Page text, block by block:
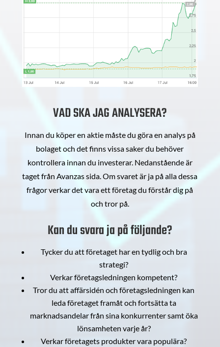
VAD SKA JAG ANALYSERA?
Innan du köper en aktie måste du göra en analys på
bolaget och det finns vissa saker du behöver
kontrollera innan du investerar. Nedanstående är
taget från Avanzas sida. Om svaret är ja på alla dessa
frågor verkar det vara ett företag du förstår dig på
och tror på.
Kan du svara ja på följande?
Tycker du att företaget har en tydlig och bra
strategi?
Verkar företagsledningen kompetent?
Tror du att affärsidén och företagsledningen kan
leda företaget framåt och fortsätta ta
marknadsandelar från sina konkurrenter samt öka
lönsamheten varje år?
Verkar företagets produkter vara populära?